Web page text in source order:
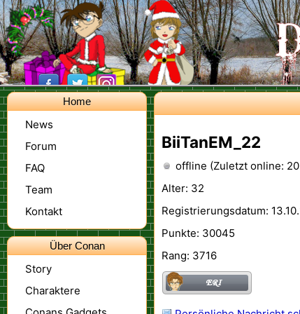
Home
News
Forum
FAQ
Team
Kontakt
Über Conan
Story
Charaktere
BiiTanEM_22
offline (Zuletzt online:
Alter: 32
Registrierungsdatum:
Punkte: 30045
Rang: 3716